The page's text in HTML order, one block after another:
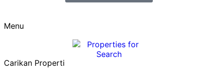
Menu
Carikan Properti